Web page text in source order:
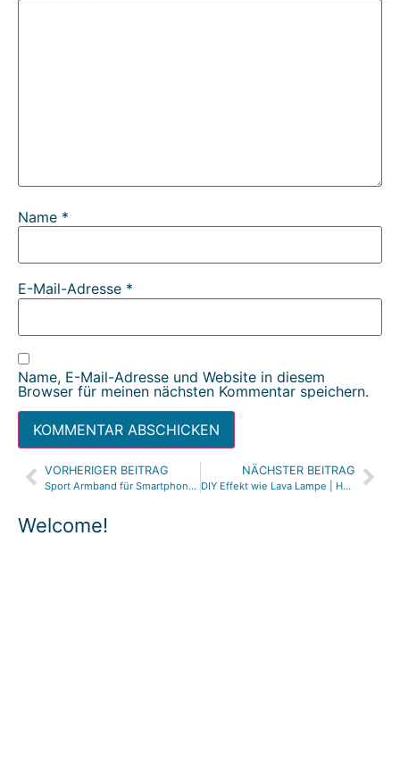
Welcome!
Name *
E-Mail-Adresse *
Name, E-Mail-Adresse und Website in diesem
Browser für meinen nächsten Kommentar speichern.
Alternative:
VORHERIGER BEITRAG
Sport Armband für Smartphone nähen | Handy Armband
NÄCHSTER BEITRAG
DIY Effekt wie Lava Lampe | Harry Potter DIY Zaubertränke | Öl Wasser Dichte Experiment | mommymade